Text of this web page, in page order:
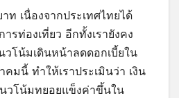
ท เนื่องจากประเทศไทยได้
รท่องเที่ยว อีกทั้งเรายังคง
วโน้มเดินหน้าลดดอกเบี้ยใน
มนี้ ทำให้เราประเมินว่า เงิน
วโน้มทยอยแข็งค่าขึ้นใน